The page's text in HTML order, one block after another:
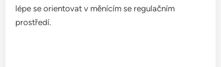
lépe se orientovat v měnícím se regulačním
prostředí.